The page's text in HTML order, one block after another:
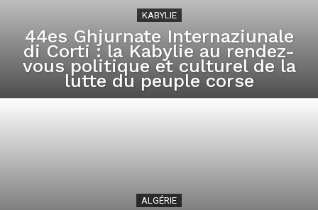
KABYLIE
44es Ghjurnate Internaziunale
di Corti : la Kabylie au rendez-
vous politique et culturel de la
lutte du peuple corse
ALGÉRIE